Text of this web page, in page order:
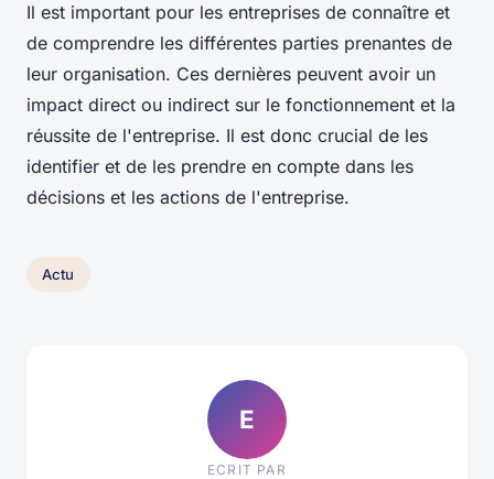
Il est important pour les entreprises de connaître et
de comprendre les différentes parties prenantes de
leur organisation. Ces dernières peuvent avoir un
impact direct ou indirect sur le fonctionnement et la
réussite de l'entreprise. Il est donc crucial de les
identifier et de les prendre en compte dans les
décisions et les actions de l'entreprise.
Actu
E
ECRIT PAR